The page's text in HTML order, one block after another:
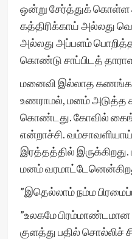
ஒன்று சேர்த்துக் கொள்ள
கத்திரிக்காய் அல்லது
அல்லது அப்பளம்
கொண்டு சாப்பிடத்
மனைவி இல்லாத
உணராமல், மனம் அடுத்த
கொண்டது. கோவில்
என்றாச்சி.
இரத்தத்தில்
மனம்
”இதெல்லாம் நம்ம
”உலகமே
குளத்து பதில் சொல்லிச்